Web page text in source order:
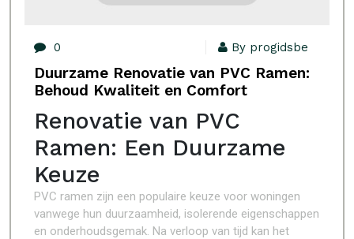
0 By progidsbe
Duurzame Renovatie van PVC Ramen:
Behoud Kwaliteit en Comfort
Renovatie van PVC
Ramen: Een Duurzame
Keuze
PVC ramen zijn een populaire keuze voor woningen
vanwege hun duurzaamheid, isolerende eigenschappen
en onderhoudsgemak. Na verloop van tijd kan het